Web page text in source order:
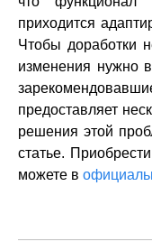
приходится
Чтобы доработки
изменения нужно
предоставляет
решения этой
статье.
можете в